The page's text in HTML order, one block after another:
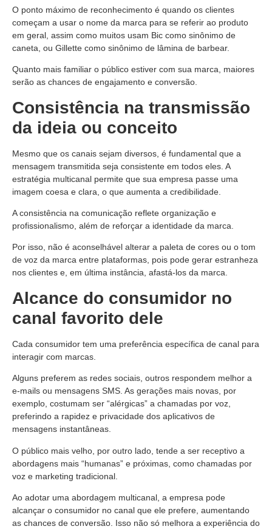
O ponto máximo de reconhecimento é quando os clientes
começam a usar o nome da marca para se referir ao produto
em geral, assim como muitos usam Bic como sinônimo de
caneta, ou Gillette como sinônimo de lâmina de barbear.
Quanto mais familiar o público estiver com sua marca, maiores
serão as chances de engajamento e conversão.
Consistência na transmissão
da ideia ou conceito
Mesmo que os canais sejam diversos, é fundamental que a
mensagem transmitida seja consistente em todos eles. A
estratégia multicanal permite que sua empresa passe uma
imagem coesa e clara, o que aumenta a credibilidade.
A consistência na comunicação reflete organização e
profissionalismo, além de reforçar a identidade da marca.
Por isso, não é aconselhável alterar a paleta de cores ou o tom
de voz da marca entre plataformas, pois pode gerar estranheza
nos clientes e, em última instância, afastá-los da marca.
Alcance do consumidor no
canal favorito dele
Cada consumidor tem uma preferência específica de canal para
interagir com marcas.
Alguns preferem as redes sociais, outros respondem melhor a
e-mails ou mensagens SMS. As gerações mais novas, por
exemplo, costumam ser “alérgicas” a chamadas por voz,
preferindo a rapidez e privacidade dos aplicativos de
mensagens instantâneas.
O público mais velho, por outro lado, tende a ser receptivo a
abordagens mais “humanas” e próximas, como chamadas por
voz e marketing tradicional.
Ao adotar uma abordagem multicanal, a empresa pode
alcançar o consumidor no canal que ele prefere, aumentando
as chances de conversão. Isso não só melhora a experiência do